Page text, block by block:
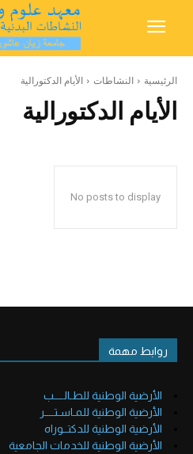
الرئيسية النشاطات الأيام الدكتورالية
الأيام الدكتورالية
No posts to display
روابط مهمة
الأرضية الوطنية للطـالــــب
الأرضية الوطنية للمـاسـتــــر
الأرضية الوطنية للدكتــوراه
الأرضية الوطنية للخدمات الجامعية